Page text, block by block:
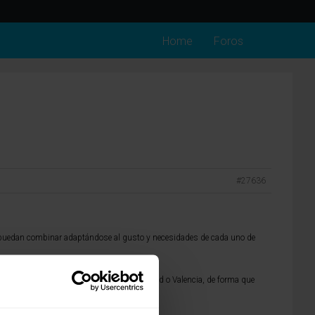
Home Foros
#27636
combinar adaptándose al gusto y necesidades de cada uno de
cualquiera de nuestras tiendas en Madrid o Valencia, de forma que